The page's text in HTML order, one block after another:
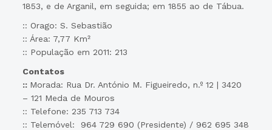
1853, e de Arganil, em seguida; em 1855 ao de Tábua.
:: Orago: S. Sebastião
:: Área: 7,77 Km²
:: População em 2011: 213
Contatos
:: Morada: Rua Dr. António M. Figueiredo, n.º 12 | 3420
– 121 Meda de Mouros
:: Telefone: 235 713 734
:: Telemóvel: 964 729 690 (Presidente) / 962 695 348